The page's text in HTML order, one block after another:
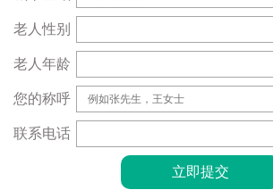
老人性别
老人年龄
您的称呼
联系电话